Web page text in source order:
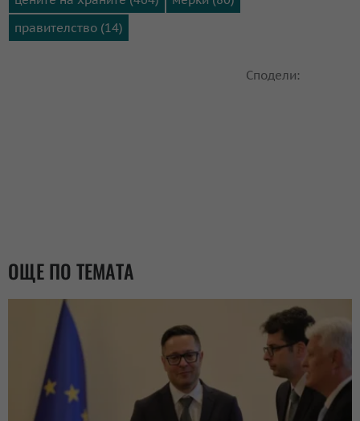
правителство (14)
Сподели:
ОЩЕ ПО ТЕМАТА